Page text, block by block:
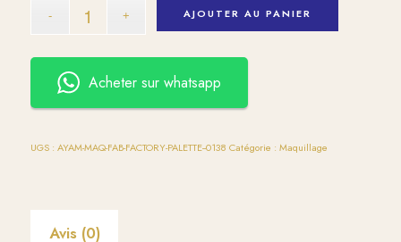
AJOUTER AU PANIER
Acheter sur whatsapp
UGS : AYAM-MAQ-FAB-FACTORY-PALETTE--0138 Catégorie : Maquillage
Avis (0)